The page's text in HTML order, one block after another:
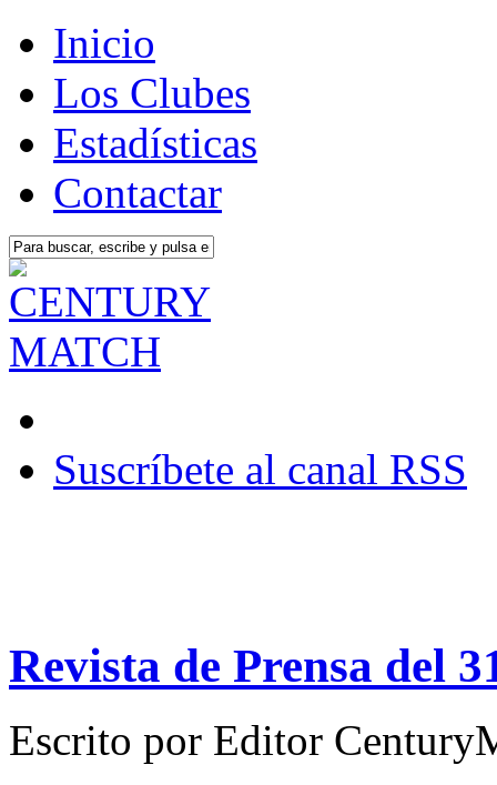
Inicio
Los Clubes
Estadísticas
Contactar
Suscríbete al canal RSS
Revista de Prensa del
Escrito por Editor